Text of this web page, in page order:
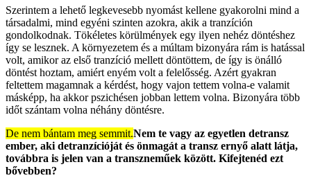
Szerintem a lehető legkevesebb nyomást kellene gyakorolni mind a
társadalmi, mind egyéni szinten azokra, akik a tranzíción
gondolkodnak. Tökéletes körülmények egy ilyen nehéz döntéshez
így se lesznek. A környezetem és a múltam bizonyára rám is hatással
volt, amikor az első tranzíció mellett döntöttem, de így is önálló
döntést hoztam, amiért enyém volt a felelősség. Azért gyakran
feltettem magamnak a kérdést, hogy vajon tettem volna-e valamit
másképp, ha akkor pszichésen jobban lettem volna. Bizonyára több
időt szántam volna néhány döntésre.
De nem bántam meg semmit.Nem te vagy az egyetlen detransz
ember, aki detranzícióját és önmagát a transz ernyő alatt látja,
továbbra is jelen van a transzneműek között. Kifejtenéd ezt
bővebben?